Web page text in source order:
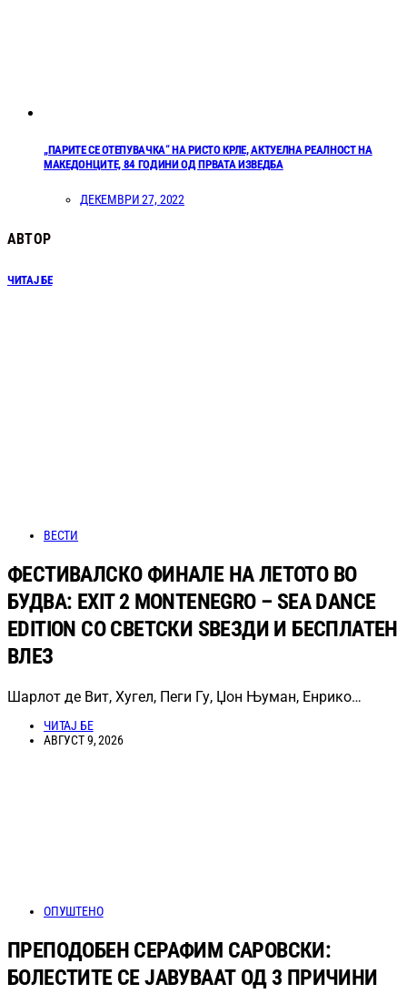
„ПАРИТЕ СЕ ОТЕПУВАЧКА“ НА РИСТО КРЛЕ, АКТУЕЛНА РЕАЛНОСТ НА
МАКЕДОНЦИТЕ, 84 ГОДИНИ ОД ПРВАТА ИЗВЕДБА
ДЕКЕМВРИ 27, 2022
АВТОР
ЧИТАЈ БЕ
ВЕСТИ
ФЕСТИВАЛСКО ФИНАЛЕ НА ЛЕТОТО ВО
БУДВА: EXIT 2 MONTENEGRO – SEA DANCE
EDITION СО СВЕТСКИ ЅВЕЗДИ И БЕСПЛАТЕН
ВЛЕЗ
Шарлот де Вит, Хугел, Пеги Гу, Џон Њуман, Енрико…
ЧИТАЈ БЕ
АВГУСТ 9, 2026
ОПУШТЕНО
ПРЕПОДОБЕН СЕРАФИМ САРОВСКИ:
БОЛЕСТИТЕ СЕ ЈАВУВААТ ОД 3 ПРИЧИНИ